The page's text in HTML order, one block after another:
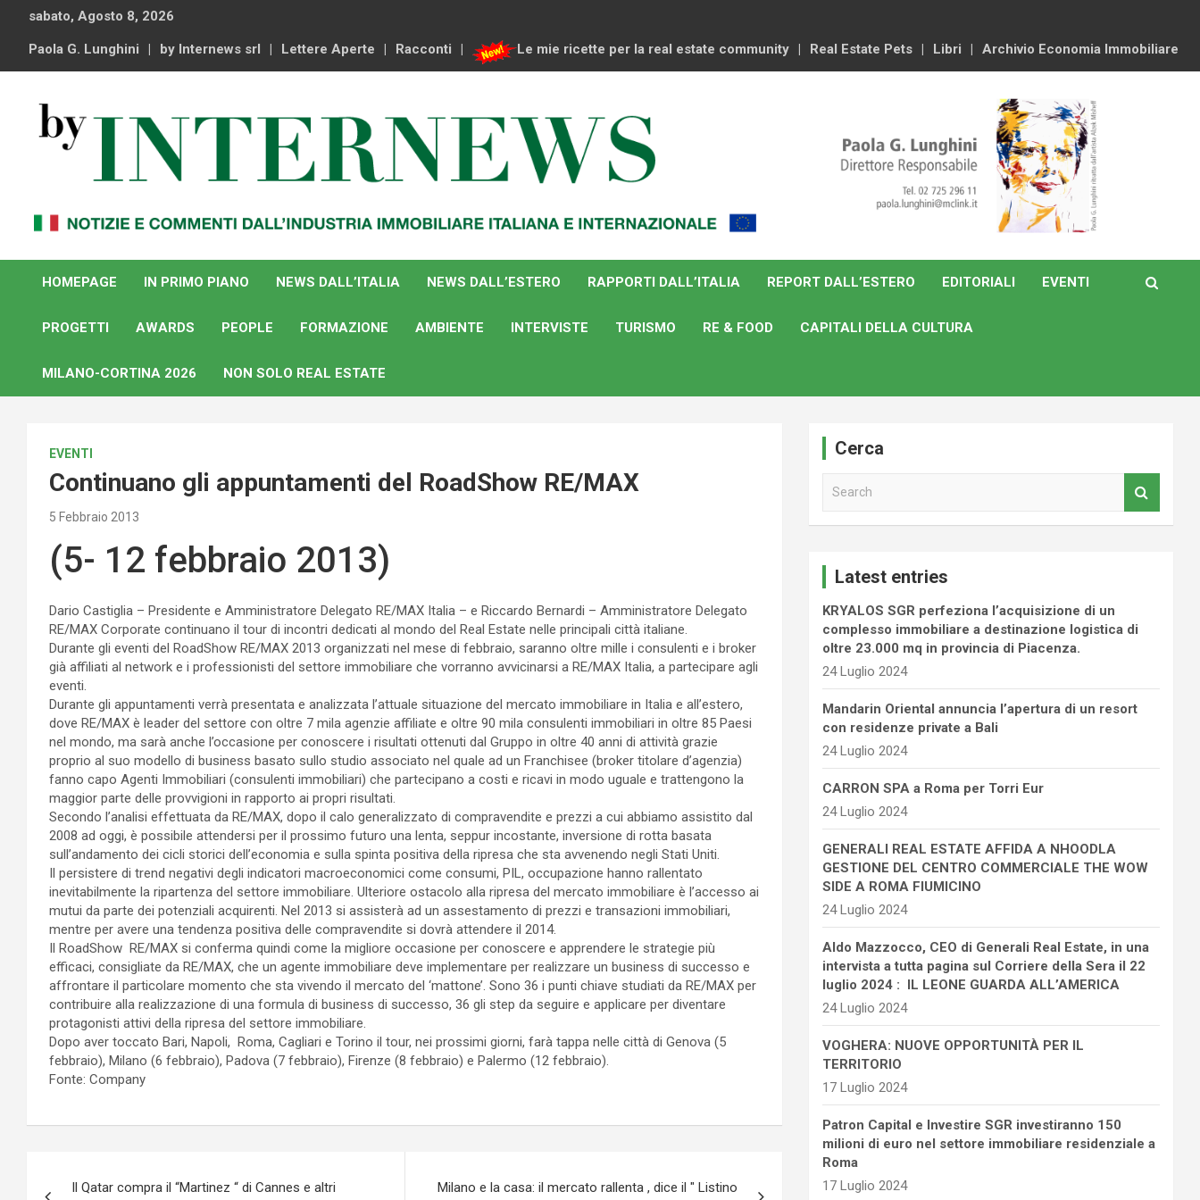
content
sabato, Agosto 8, 2026
Paola G. Lunghini by Internews srl Lettere Aperte Racconti Le mie ricette per la real estate community Real Estate Pets Libri Archivio Economia Immobiliare
By Internews
internazionale
HOMEPAGE
IN PRIMO PIANO NEWS DALL’ITALIA NEWS DALL’ESTERO RAPPORTI DALL’ITALIA REPORT DALL’ESTERO EDITORIALI EVENTI
PROGETTI AWARDS PEOPLE FORMAZIONE AMBIENTE INTERVISTE TURISMO RE & FOOD CAPITALI DELLA CULTURA
MILANO-CORTINA 2026 NON SOLO REAL ESTATE
EVENTI
Continuano gli appuntamenti del RoadShow RE/MAX
5 Febbraio 2013
(5- 12 febbraio 2013)
Dario Castiglia – Presidente e Amministratore Delegato RE/MAX Italia – e Riccardo Bernardi – Amministratore Delegato
RE/MAX Corporate continuano il tour di incontri dedicati al mondo del Real Estate nelle principali città italiane.
Durante gli eventi del RoadShow RE/MAX 2013 organizzati nel mese di febbraio, saranno oltre mille i consulenti e i broker
già affiliati al network e i professionisti del settore immobiliare che vorranno avvicinarsi a RE/MAX Italia, a partecipare agli
eventi.
Durante gli appuntamenti verrà presentata e analizzata l’attuale situazione del mercato immobiliare in Italia e all’estero,
dove RE/MAX è leader del settore con oltre 7 mila agenzie affiliate e oltre 90 mila consulenti immobiliari in oltre 85 Paesi
nel mondo, ma sarà anche l’occasione per conoscere i risultati ottenuti dal Gruppo in oltre 40 anni di attività grazie
proprio al suo modello di business basato sullo studio associato nel quale ad un Franchisee (broker titolare d’agenzia)
fanno capo Agenti Immobiliari (consulenti immobiliari) che partecipano a costi e ricavi in modo uguale e trattengono la
maggior parte delle provvigioni in rapporto ai propri risultati.
Secondo l’analisi effettuata da RE/MAX, dopo il calo generalizzato di compravendite e prezzi a cui abbiamo assistito dal
2008 ad oggi, è possibile attendersi per il prossimo futuro una lenta, seppur incostante, inversione di rotta basata
sull’andamento dei cicli storici dell’economia e sulla spinta positiva della ripresa che sta avvenendo negli Stati Uniti.
Il persistere di trend negativi degli indicatori macroeconomici come consumi, PIL, occupazione hanno rallentato
inevitabilmente la ripartenza del settore immobiliare. Ulteriore ostacolo alla ripresa del mercato immobiliare è l’accesso ai
mutui da parte dei potenziali acquirenti. Nel 2013 si assisterà ad un assestamento di prezzi e transazioni immobiliari,
mentre per avere una tendenza positiva delle compravendite si dovrà attendere il 2014.
Il RoadShow RE/MAX si conferma quindi come la migliore occasione per conoscere e apprendere le strategie più
efficaci, consigliate da RE/MAX, che un agente immobiliare deve implementare per realizzare un business di successo e
affrontare il particolare momento che sta vivendo il mercato del ‘mattone’. Sono 36 i punti chiave studiati da RE/MAX per
contribuire alla realizzazione di una formula di business di successo, 36 gli step da seguire e applicare per diventare
protagonisti attivi della ripresa del settore immobiliare.
Dopo aver toccato Bari, Napoli, Roma, Cagliari e Torino il tour, nei prossimi giorni, farà tappa nelle città di Genova (5
febbraio), Milano (6 febbraio), Padova (7 febbraio), Firenze (8 febbraio) e Palermo (12 febbraio).
Fonte: Company
Il Qatar compra il “Martinez “ di Cannes e altri
Milano e la casa: il mercato rallenta , dice il " Listino
Cerca
Latest entries
KRYALOS SGR perfeziona l’acquisizione di un
complesso immobiliare a destinazione logistica di
oltre 23.000 mq in provincia di Piacenza.
24 Luglio 2024
Mandarin Oriental annuncia l’apertura di un resort
con residenze private a Bali
24 Luglio 2024
CARRON SPA a Roma per Torri Eur
24 Luglio 2024
GENERALI REAL ESTATE AFFIDA A NHOODLA
GESTIONE DEL CENTRO COMMERCIALE THE WOW
SIDE A ROMA FIUMICINO
24 Luglio 2024
Aldo Mazzocco, CEO di Generali Real Estate, in una
intervista a tutta pagina sul Corriere della Sera il 22
luglio 2024 : IL LEONE GUARDA ALL’AMERICA
24 Luglio 2024
VOGHERA: NUOVE OPPORTUNITÀ PER IL
TERRITORIO
17 Luglio 2024
Patron Capital e Investire SGR investiranno 150
milioni di euro nel settore immobiliare residenziale a
Roma
17 Luglio 2024